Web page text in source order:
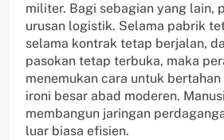
militer. Bagi sebagian yang lain,
urusan logistik. Selama pabrik
selama kontrak tetap berjalan,
pasokan tetap terbuka, maka
menemukan cara untuk
ironi besar abad moderen.
membangun jaringan
luar biasa efisien.